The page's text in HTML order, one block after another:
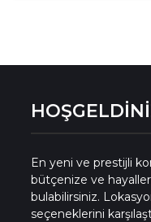
En yeni ve prestijli
bütçenize ve
bulabilirsiniz.
seçeneklerini